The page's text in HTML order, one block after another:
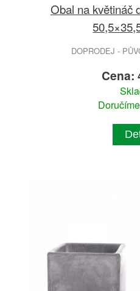
Obal na květináč
DOPRODEJ -
Cena: